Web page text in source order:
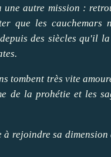
autre mission :
que les cauchemars
des siècles qu'il
tombent très vite
de la prohétie et les
rejoindre sa dimension